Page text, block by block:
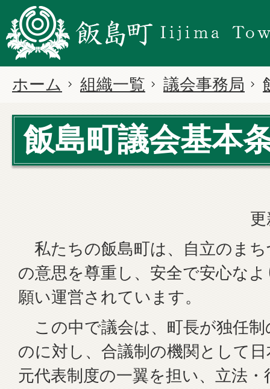
ホーム 組織一覧 議会事務局
飯島町議会基本
私たちの飯島町は、自立のま
の意思を尊重し、安全で安心な
願い運営されています。
この中で議会は、町長が独任
のに対し、合議制の機関として
元代表制度の一翼を担い、立法